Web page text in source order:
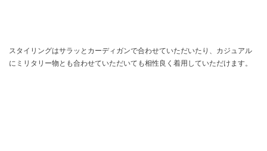
スタイリングはサラッとカーディガンで合わせていただいたり、カジュアル
にミリタリー物とも合わせていただいても相性良く着用していただけます。